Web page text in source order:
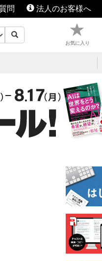
問 法人のお客様へ
お気に入り